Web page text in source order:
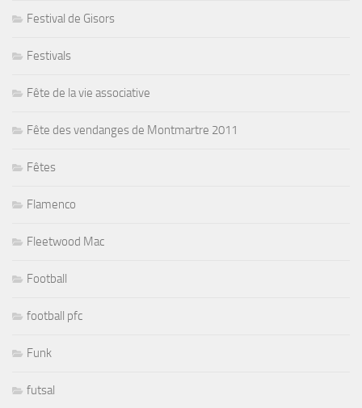
Festival de Gisors
Festivals
Fête de la vie associative
Fête des vendanges de Montmartre 2011
Fêtes
Flamenco
Fleetwood Mac
Football
football pfc
Funk
futsal